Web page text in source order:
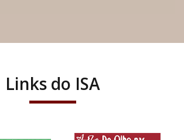
Links do ISA